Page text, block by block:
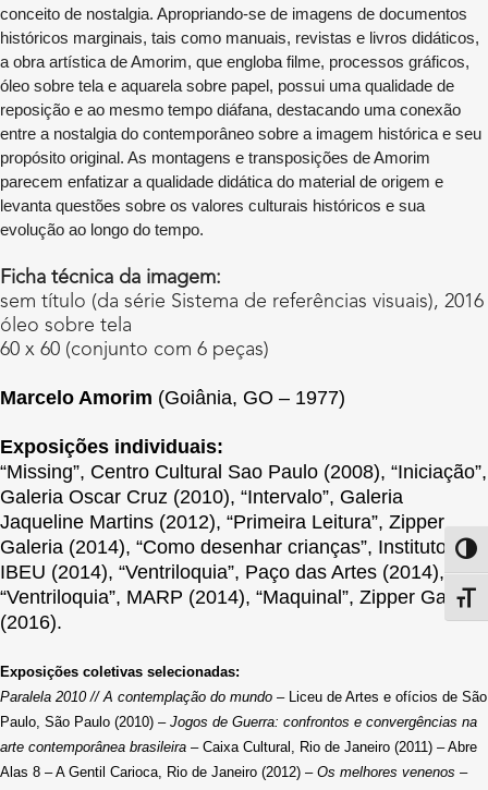
conceito de nostalgia. Apropriando-se de imagens de documentos
históricos marginais, tais como manuais, revistas e livros didáticos,
a obra artística de Amorim, que engloba filme, processos gráficos,
óleo sobre tela e aquarela sobre papel, possui uma qualidade de
reposição e ao mesmo tempo diáfana, destacando uma conexão
entre a nostalgia do contemporâneo sobre a imagem histórica e seu
propósito original. As montagens e transposições de Amorim
parecem enfatizar a qualidade didática do material de origem e
levanta questões sobre os valores culturais históricos e sua
evolução ao longo do tempo.
Ficha técnica da imagem:
sem título (da série Sistema de referências visuais), 2016
óleo sobre tela
60 x 60 (conjunto com 6 peças)
Marcelo Amorim (Goiânia, GO – 1977)
Exposições individuais:
“Missing”, Centro Cultural Sao Paulo (2008), “Iniciação”,
Galeria Oscar Cruz (2010), “Intervalo”, Galeria
Jaqueline Martins (2012), “Primeira Leitura”, Zipper
Galeria (2014), “Como desenhar crianças”, Instituto
IBEU (2014), “Ventriloquia”, Paço das Artes (2014),
“Ventriloquia”, MARP (2014), “Maquinal”, Zipper Galeria
(2016).
Exposições coletivas selecionadas:
Paralela 2010 // A contemplação do mundo – Liceu de Artes e ofícios de São
Paulo, São Paulo (2010) – Jogos de Guerra: confrontos e convergências na
arte contemporânea brasileira – Caixa Cultural, Rio de Janeiro (2011) – Abre
Alas 8 – A Gentil Carioca, Rio de Janeiro (2012) – Os melhores venenos –